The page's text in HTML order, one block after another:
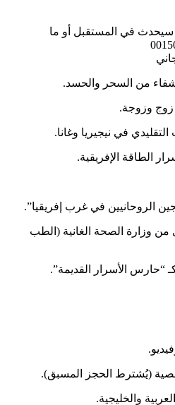
في نيجيريا وغانا.
الروحانيين في غرب إفريقيا”.
وزارة الصحة الغانية (الطب
“حارس الأسرار القديمة”.
(يُشترط الحجز المسبق).
والخليجية.